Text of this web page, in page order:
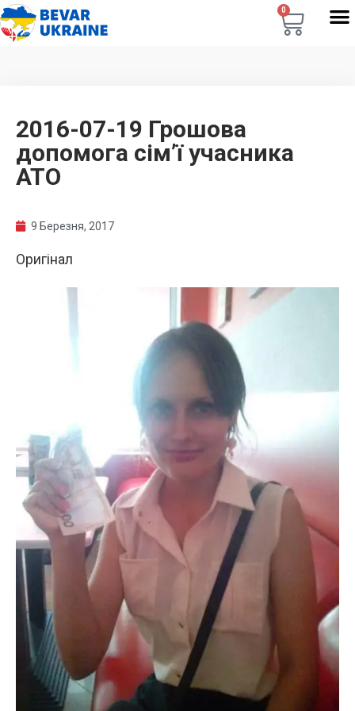
0
2016-07-19 Грошова
допомога сім’ї учасника
АТО
9 Березня, 2017
Оригінал